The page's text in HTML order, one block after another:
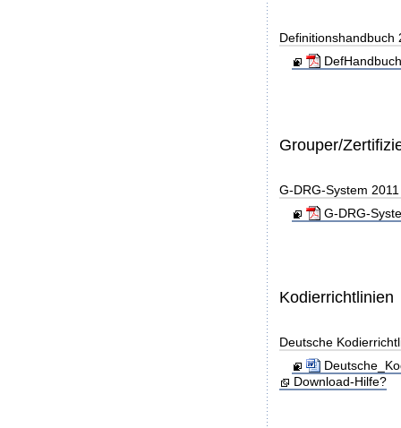
Definitionshandbuch
Grouper/
G-DRG-System
G-DRG-
Kodierrichtlinien
Deutsche
Download-Hilfe?